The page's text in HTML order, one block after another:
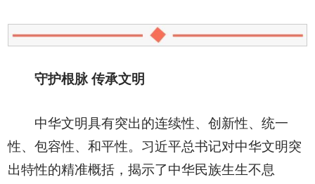
守护根脉 传承文明
中华文明具有突出的连续性、创新性、统一
性、包容性、和平性。习近平总书记对中华文明突
出特性的精准概括，揭示了中华民族生生不息